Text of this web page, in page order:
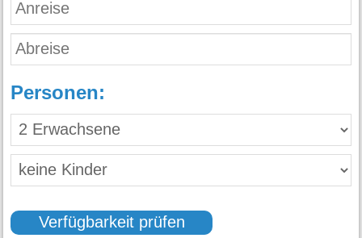
Personen:
Verfügbarkeit prüfen